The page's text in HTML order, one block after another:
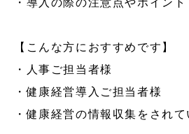
・導入の際の注意点やポイント
【こんな方におすすめです】
・人事ご担当者様
・健康経営導入ご担当者様
・健康経営の情報収集をされ